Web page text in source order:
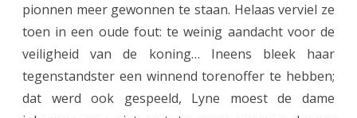
g
0
%
pionnen meer gewonnen te staan. Helaas verviel ze
toen in een oude fout: te weinig aandacht voor de
veiligheid van de koning… Ineens bleek haar
tegenstandster een winnend torenoffer te hebben;
dat werd ook gespeeld, Lyne moest de dame